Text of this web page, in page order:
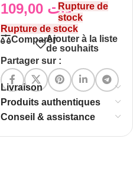
د.تRupture de
stock
Rupture de stock
ComparerAjouter à la liste
de souhaits
Partager sur :
Livraison
Produits authentiques
Conseil & assistance